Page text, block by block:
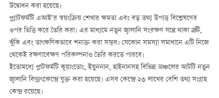
উদ্বোধন করা হয়েছে।
প্ল্যাটফর্মটি এআই’র স্বয়ংক্রিয় শেখার ক্ষমতা এবং বড় তথ্য উপাত্ত বিশ্লেষণের
ওপর ভিত্তি করে তৈরি করা। এর মাধ্যমে নতুন জ্বালানি সংরক্ষণ যন্ত্রে থাকা ত্রুটি,
ঝুঁকি এবং তাৎক্ষণিকভাবে শনাক্ত করা সম্ভব। যেকোন সমস্যা সমাধানে এটি নিজে
থেকেই রক্ষণাবেক্ষণ পরিকল্পনাও তৈরি করতে পারবে।
ইতোমধ্যে প্লাটফর্মটি কুয়াংতোং, ইয়ুননান, হাইনানসহ বিভিন্ন অঞ্চলের আটটি নতুন
জ্বালানি বিদ্যুৎকেন্দ্রে যুক্ত করা হয়েছে। এসব কেন্দ্রে ২৩ লাখের বেশি তথ্য সংগ্রহ
কেন্দ্র রয়েছে।